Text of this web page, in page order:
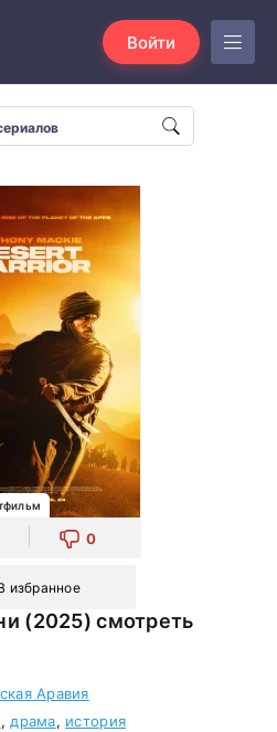
Войти
0
избранное
Аравия
, драма, история